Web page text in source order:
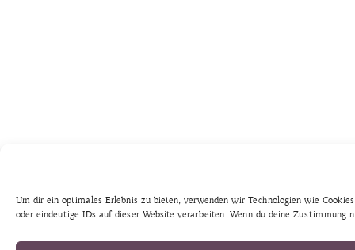
Um dir ein optimales Erlebnis zu bieten, verwenden wir Technologien wie
oder eindeutige IDs auf dieser Website verarbeiten. Wenn du deine